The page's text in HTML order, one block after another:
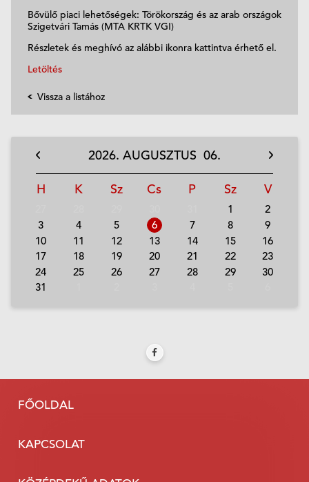
Bővülő piaci lehetőségek: Törökország és az arab országok
Szigetvári Tamás (MTA KRTK VGI)
Részletek és meghívó az alábbi ikonra kattintva érhető el.
Letöltés
Vissza a listához
2026. AUGUSZTUS 06.
H K Sz Cs P Sz V
1
2
3
4 5 6 7 8
9
10
11 12 13 14 15
16
17
18 19 20 21 22
23
24
25 26 27 28 29
30
31
FŐOLDAL
KAPCSOLAT